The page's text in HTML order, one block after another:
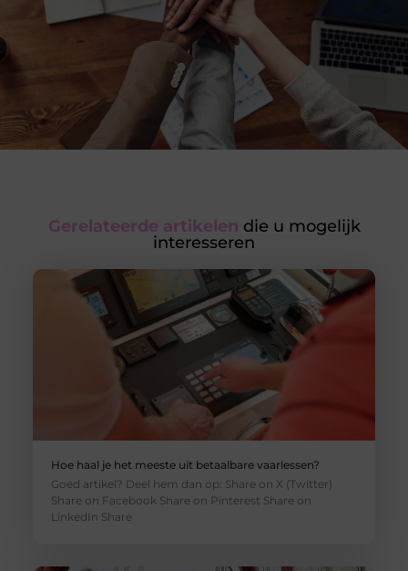
Gerelateerde artikelen die u mogelijk
interesseren
Hoe haal je het meeste uit betaalbare vaarlessen?
Goed artikel? Deel hem dan op: Share on X (Twitter)
Share on Facebook Share on Pinterest Share on
LinkedIn Share